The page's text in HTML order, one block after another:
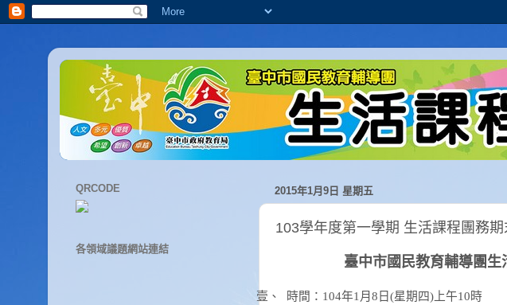
2015年1月9日 星期五
103學年度第一學期 生活課程團務
臺中市國民教育輔導團生
壹、 時間： 104年1 月 8 日(星期四)上午10時
QRCODE
各領域議題網站連結